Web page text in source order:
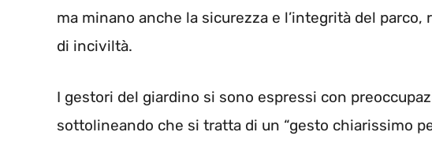
ma minano anche la sicurezza e l’integrità del
di inciviltà.
I gestori del giardino si sono espressi con
sottolineando che si tratta di un “gesto chiarissimo